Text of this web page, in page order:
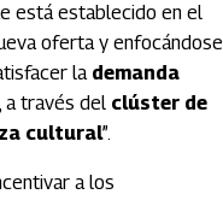
está establecido en el
oferta y enfocándose
la demanda
, a través del clúster de
cultural”.
a los